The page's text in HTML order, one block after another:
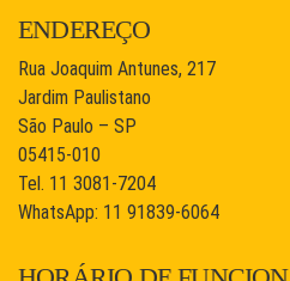
ENDEREÇO
Rua Joaquim Antunes, 217
Jardim Paulistano
São Paulo – SP
05415-010
Tel. 11 3081-7204
WhatsApp: 11 91839-6064